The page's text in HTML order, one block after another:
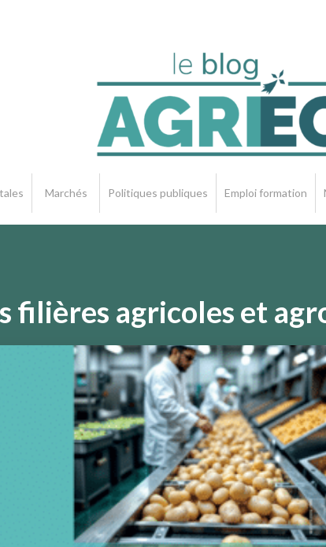
Marchés Politiques publiques Emploi formation
filières agricoles et